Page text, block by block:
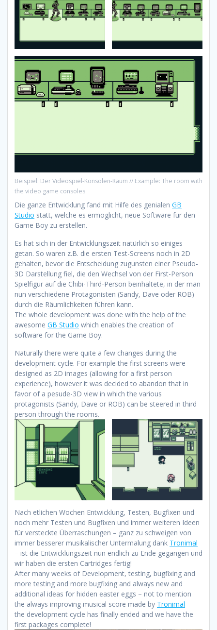
Beispiel: Der Videospiel-Konsolen-Raum // Example: The room with
the video game consoles
Die ganze Entwicklung fand mit Hilfe des genialen GB
Studio statt, welche es ermöglicht, neue Software für den
Game Boy zu erstellen.
Es hat sich in der Entwicklungszeit natürlich so einiges
getan. So waren z.B. die ersten Test-Screens noch in 2D
gehalten, bevor die Entscheidung zugunsten einer Pseudo-
3D Darstellung fiel, die den Wechsel von der First-Person
Spielfigur auf die Chibi-Third-Person beinhaltete, in der man
nun verschiedene Protagonisten (Sandy, Dave oder ROB)
durch die Räumlichkeiten führen kann.
The whole development was done with the help of the
awesome GB Studio which enables the creation of
software for the Game Boy.
Naturally there were quite a few changes during the
development cycle. For example the first screens were
designed as 2D images (allowing for a first person
experience), however it was decided to abandon that in
favor of a pesude-3D view in which the various
protagonists (Sandy, Dave or ROB) can be steered in third
person through the rooms.
Nach etlichen Wochen Entwicklung, Testen, Bugfixen und
noch mehr Testen und Bugfixen und immer weiteren Ideen
für versteckte Überraschungen – ganz zu schweigen von
immer besserer musikalischer Untermalung dank Tronimal
– ist die Entwicklungszeit nun endlich zu Ende gegangen und
wir haben die ersten Cartridges fertig!
After many weeks of Development, testing, bugfixing and
more testing and more bugfixing and always new and
additional ideas for hidden easter eggs – not to mention
the always improving musical score made by Tronimal –
the development cycle has finally ended and we have the
first packages complete!